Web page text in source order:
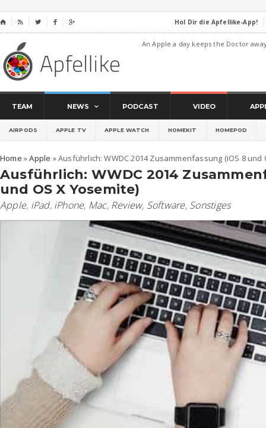
⌂     Hol Dir die Apfellike-App!
An Apple a day keeps the Doctor
TEAM NEWS PODCAST VIDEO
AIRPODS APPLE TV APPLE WATCH HOMEKIT HOMEPOD
Home »Apple »Ausführlich: WWDC 2014 Zusammenfassung (iOS 8 und
Ausführlich: WWDC 2014
und OS X Yosemite)
Apple, iPad, iPhone, Mac, Review, Software, Sonstiges